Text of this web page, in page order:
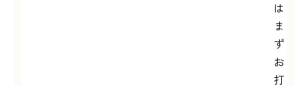
は
ま
ず
お
打